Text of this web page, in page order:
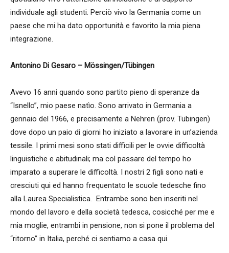
individuale agli studenti. Perciò vivo la Germania come un
paese che mi ha dato opportunità e favorito la mia piena
integrazione.
Antonino Di Gesaro – Mössingen/Tübingen
Avevo 16 anni quando sono partito pieno di speranze da
“Isnello”, mio paese natìo. Sono arrivato in Germania a
gennaio del 1966, e precisamente a Nehren (prov. Tübingen)
dove dopo un paio di giorni ho iniziato a lavorare in un’azienda
tessile. I primi mesi sono stati difficili per le ovvie difficoltà
linguistiche e abitudinali; ma col passare del tempo ho
imparato a superare le difficoltà. I nostri 2 figli sono nati e
cresciuti qui ed hanno frequentato le scuole tedesche fino
alla Laurea Specialistica. Entrambe sono ben inseriti nel
mondo del lavoro e della società tedesca, cosicché per me e
mia moglie, entrambi in pensione, non si pone il problema del
“ritorno” in Italia, perché ci sentiamo a casa qui.